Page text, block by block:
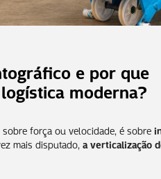
e por que
moderna?
força ou velocidade, é sobre
mais disputado, a verticalização